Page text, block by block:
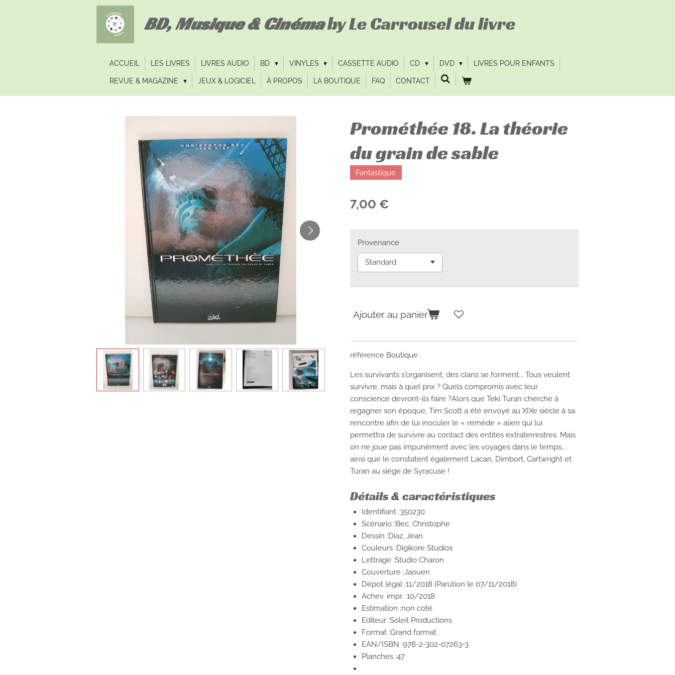
BD, Musique & Cinémaby Le Carrousel du livre
ACCUEIL LES LIVRES LIVRES AUDIO BD VINYLES CASSETTE AUDIO CD DVD LIVRES POUR ENFANTS
REVUE & MAGAZINE JEUX & LOGICIEL À PROPOS LA BOUTIQUE FAQ CONTACT
Prométhée 18. La théorie
du grain de sable
Fantastique
7,00 €
Provenance
Ajouter au panier
référence Boutique :
Les survivants s'organisent, des clans se forment... Tous veulent
survivre, mais à quel prix ? Quels compromis avec leur
conscience devront-ils faire ?Alors que Teki Turan cherche à
regagner son époque, Tim Scott a été envoyé au XIXe siècle à sa
rencontre afin de lui inoculer le « remède » alien qui lui
permettra de survivre au contact des entités extraterrestres. Mais
on ne joue pas impunément avec les voyages dans le temps...
ainsi que le constatent également Lacan, Dimbort, Cartwright et
Turan au siège de Syracuse !
Détails & caractéristiques
Identifiant :350230
Scénario :Bec, Christophe
Dessin :Diaz, Jean
Couleurs :Digikore Studios
Lettrage :Studio Charon
Couverture :Jaouen
Dépot légal :11/2018 (Parution le 07/11/2018)
Achev. impr. :10/2018
Estimation :non coté
Editeur :Soleil Productions
Format :Grand format
EAN/ISBN :978-2-302-07263-3
Planches :47